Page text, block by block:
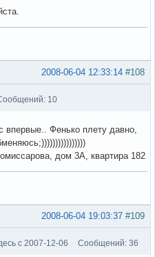
#108
2008-06-04 12:33:14
10
впервые.. Фенько плету давно,
дом 3А, квартира 182
#109
2008-06-04 19:03:37
с 2007-12-06 Сообщений: 36